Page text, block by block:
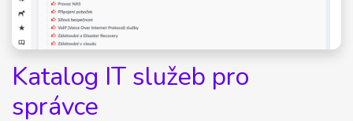
Katalog IT služeb pro
správce